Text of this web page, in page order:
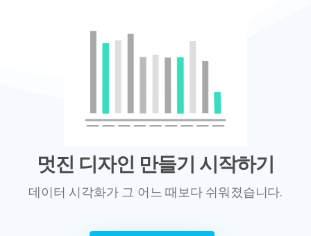
멋진 디자인 만들기 시작하기
데이터 시각화가 그 어느 때보다 쉬워졌습니다.